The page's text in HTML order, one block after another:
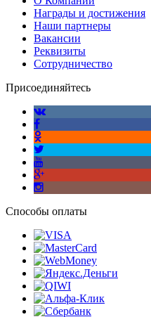
Награды и достижения
Наши партнеры
Вакансии
Реквизиты
Сотрудничество
Присоединяйтесь
Способы оплаты